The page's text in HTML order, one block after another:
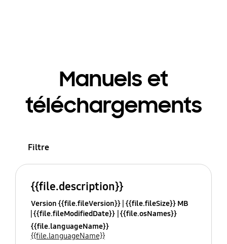
Manuels et
téléchargements
Filtre
{{file.description}}
Version {{file.fileVersion}} {{file.fileSize}} MB
{{file.fileModifiedDate}} {{file.osNames}}
{{file.languageName}}
{{file.languageName}}